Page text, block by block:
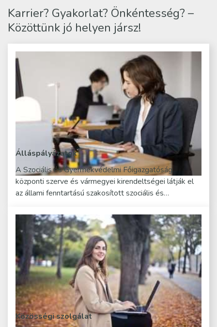
Karrier? Gyakorlat? Önkéntesség? –
Közöttünk jó helyen jársz!
Álláspályázatok
A Szociális és Gyermekvédelmi Főigazgatóság
központi szerve és vármegyei kirendeltségei látják el
az állami fenntartású szakosított szociális és…
Közösségi szolgálat